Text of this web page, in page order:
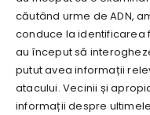
căutând urme de ADN,
conduce la identificarea
au început să
putut avea informații
atacului. Vecinii și
informații despre